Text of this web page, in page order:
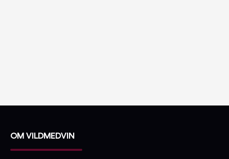
OM VILDMEDVIN